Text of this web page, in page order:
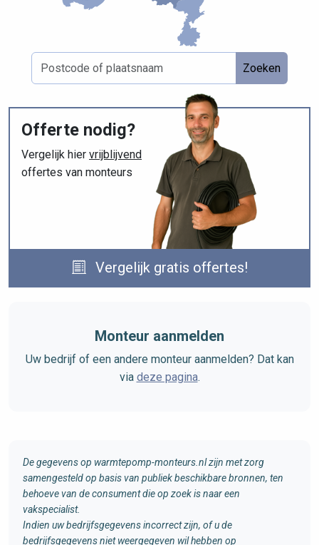
Zoeken
Offerte nodig?
Vergelijk hier vrijblijvend
offertes van monteurs
Vergelijk gratis offertes!
Monteur aanmelden
Uw bedrijf of een andere monteur aanmelden? Dat kan
via deze pagina.
De gegevens op warmtepomp-monteurs.nl zijn met zorg
samengesteld op basis van publiek beschikbare bronnen, ten
behoeve van de consument die op zoek is naar een
vakspecialist.
Indien uw bedrijfsgegevens incorrect zijn, of u de
bedrijfsgegevens niet weergegeven wil hebben op